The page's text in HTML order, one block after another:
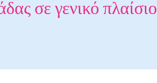
σε γενικό πλαίσιο